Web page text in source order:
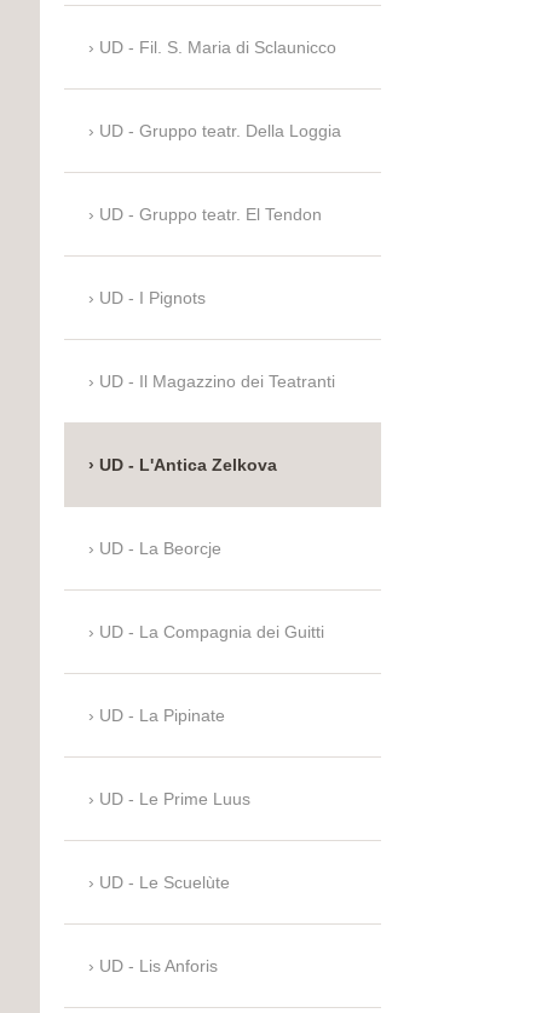
UD - Fil. S. Maria di Sclaunicco
UD - Gruppo teatr. Della Loggia
UD - Gruppo teatr. El Tendon
UD - I Pignots
UD - Il Magazzino dei Teatranti
UD - L'Antica Zelkova
UD - La Beorcje
UD - La Compagnia dei Guitti
UD - La Pipinate
UD - Le Prime Luus
UD - Le Scuelùte
UD - Lis Anforis